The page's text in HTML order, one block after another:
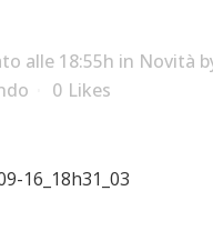
alle 18:55h in Novità
0 Likes